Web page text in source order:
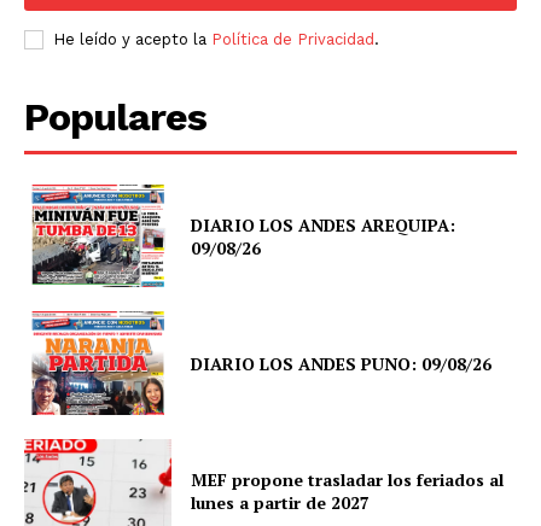
He leído y acepto la Política de Privacidad.
Populares
DIARIO LOS ANDES AREQUIPA:
09/08/26
DIARIO LOS ANDES PUNO: 09/08/26
MEF propone trasladar los feriados al
lunes a partir de 2027